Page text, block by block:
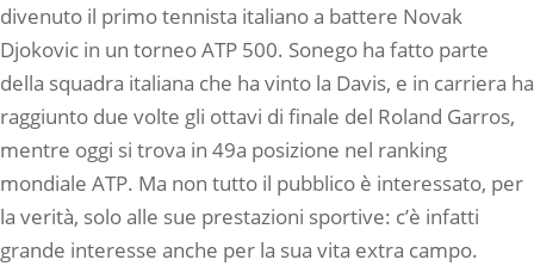
divenuto il primo tennista italiano a battere Novak
Djokovic in un torneo ATP 500. Sonego ha fatto parte
della squadra italiana che ha vinto la Davis, e in carriera ha
raggiunto due volte gli ottavi di finale del Roland Garros,
mentre oggi si trova in 49a posizione nel ranking
mondiale ATP. Ma non tutto il pubblico è interessato, per
la verità, solo alle sue prestazioni sportive: c’è infatti
grande interesse anche per la sua vita extra campo.